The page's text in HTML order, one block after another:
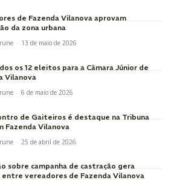
de Fazenda Vilanova aprovam
da zona urbana
- 13 de maio de 2026
os 12 eleitos para a Câmara Júnior de
Vilanova
- 6 de maio de 2026
de Gaiteiros é destaque na Tribuna
Fazenda Vilanova
- 25 de abril de 2026
sobre campanha de castração gera
vereadores de Fazenda Vilanova